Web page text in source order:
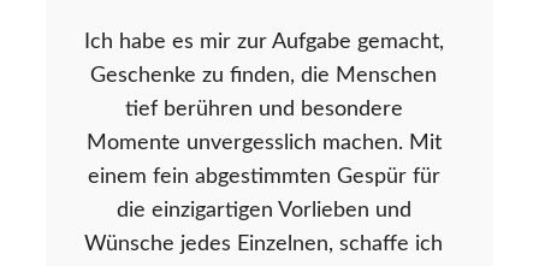
Ich habe es mir zur Aufgabe gemacht,
Geschenke zu finden, die Menschen
tief berühren und besondere
Momente unvergesslich machen. Mit
einem fein abgestimmten Gespür für
die einzigartigen Vorlieben und
Wünsche jedes Einzelnen, schaffe ich